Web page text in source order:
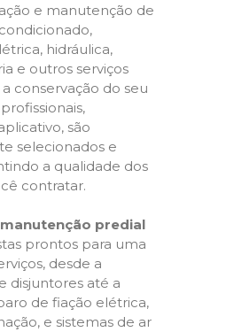
e manutenção de
hidráulica,
e outros serviços
conservação do seu
são
selecionados e
a qualidade dos
contratar.
manutenção predial
prontos para uma
desde a
disjuntores até a
de fiação elétrica,
e sistemas de ar